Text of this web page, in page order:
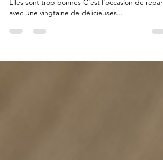
Samedi 20 septembre 10h00 et 15h Chouquettes
avec une vingtaine de délicieuses...